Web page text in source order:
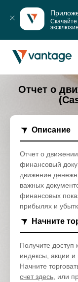
Отчет о
Описание
Отчет о
финансовый
движение
важных
финансовых
прибылях и
Начните
Получите доступ
индексы, акции и
Начните
счет здесь , или